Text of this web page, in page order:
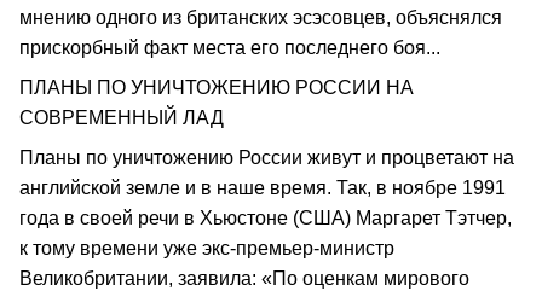
мнению одного из британских эсэсовцев, объяснялся
прискорбный факт места его последнего боя...
ПЛАНЫ ПО УНИЧТОЖЕНИЮ РОССИИ НА
СОВРЕМЕННЫЙ ЛАД
Планы по уничтожению России живут и процветают на
английской земле и в наше время. Так, в ноябре 1991
года в своей речи в Хьюстоне (США) Маргарет Тэтчер,
к тому времени уже экс-премьер-министр
Великобритании, заявила: «По оценкам мирового